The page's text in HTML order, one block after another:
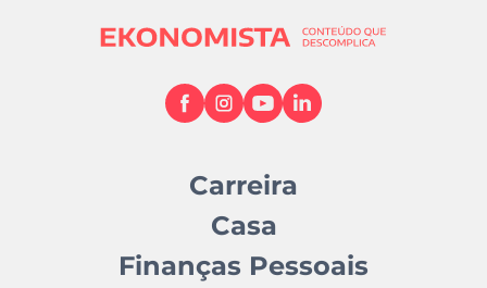
Carreira
Casa
Finanças Pessoais